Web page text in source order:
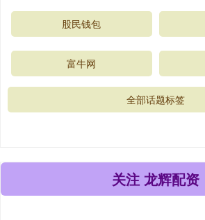
股民钱包
富牛网
全部话题标签
关注 龙辉配资